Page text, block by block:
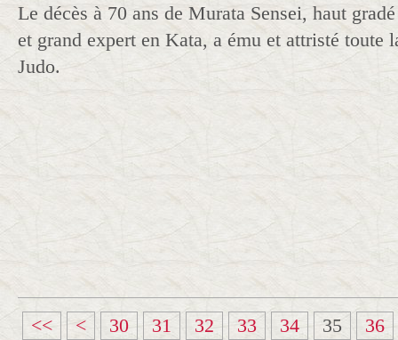
Le décès à 70 ans de Murata Sensei, haut
et grand expert en Kata, a ému et attristé toute
Judo.
<< <
1
2
30 31 32 33 34 35 36